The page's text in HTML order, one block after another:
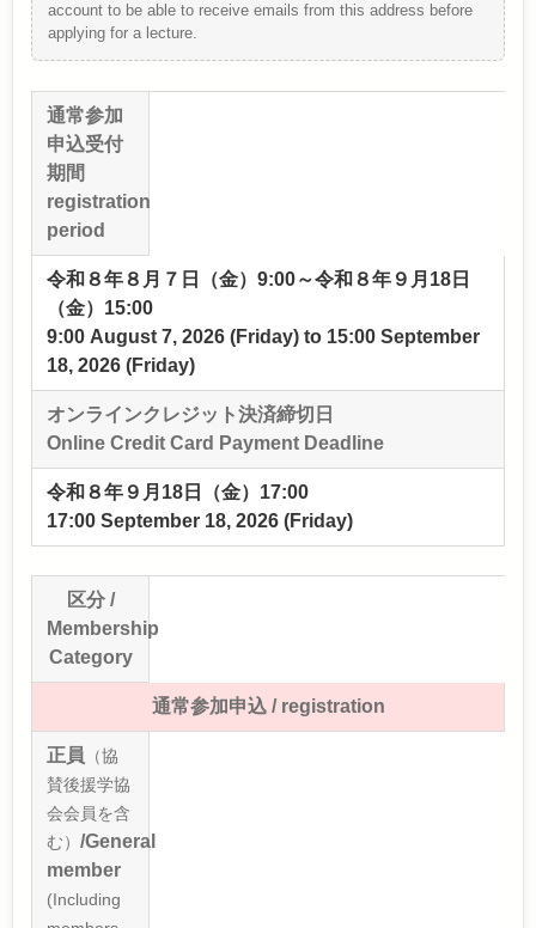
account to be able to receive emails from this address before
applying for a lecture.
通常参加
申込受付
期間
registration
period
令和８年８月７日（金）9:00～令和８年９月18日
（金）15:00
9:00 August 7, 2026 (Friday) to 15:00 September
18, 2026 (Friday)
オンラインクレジット決済締切日
Online Credit Card Payment Deadline
令和８年９⽉18⽇（金）17:00
17:00 September 18, 2026 (Friday)
区分 /
Membership
Category
通常参加申込 / registration
正員 （協
賛後援学協
会会員を含
む） /General
member
(Including